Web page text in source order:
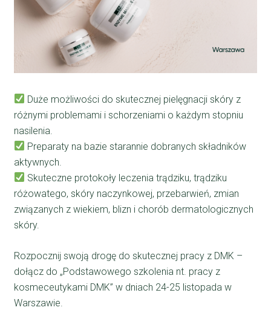
Duże możliwości do skutecznej pielęgnacji skóry z
różnymi problemami i schorzeniami o każdym stopniu
nasilenia.
Preparaty na bazie starannie dobranych składników
aktywnych.
Skuteczne protokoły leczenia trądziku, trądziku
różowatego, skóry naczynkowej, przebarwień, zmian
związanych z wiekiem, blizn i chorób dermatologicznych
skóry.
Rozpocznij swoją drogę do skutecznej pracy z DMK –
dołącz do „Podstawowego szkolenia nt. pracy z
kosmeceutykami DMK” w dniach 24-25 listopada w
Warszawie.